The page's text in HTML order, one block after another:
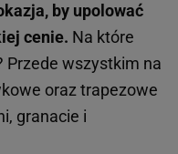
by upolować
cenie. Na które
Przede wszystkim na
oraz trapezowe
granacie i